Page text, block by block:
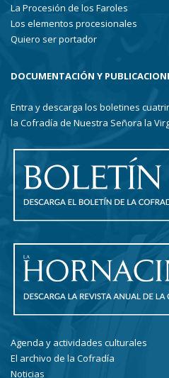
La Procesión de los Faroles
Los elementos procesionales
Quiero ser portador
DOCUMENTACIÓN Y
Entra y descarga los boletines
la Cofradía de Nuestra Señora la
Agenda y actividades culturales
El archivo de la Cofradía
Noticias